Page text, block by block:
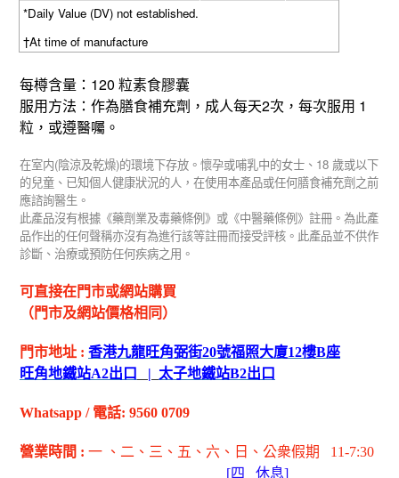
*Daily Value (DV) not established.
†At time of manufacture
每樽含量： 120 粒素食膠囊
服用方法：作為膳食補充劑，成人每天2次，每次服用 1
粒，或遵醫囑。
在室内(陰涼及乾燥)的環境下存放。懷孕或哺乳中的女士、 18 歲或以下
的兒童、已知個人健康狀況的人，在使用本產品或任何膳食補充劑之前
應諮詢醫生。
此產品沒有根據《藥劑業及毒藥條例》或《中醫藥條例》註冊。為此產
品作出的任何聲稱亦沒有為進行該等註冊而接受評核。此產品並不供作
診斷、治療或預防任何疾病之用。
可直接在門市或網站購買
（門市及網站價格相同）
門市地址 : 香港九龍旺角弼街20號福照大廈12樓B座
旺角地鐵站A2出 口 | 太子地鐵站B2出 口
Whatsapp / 電話: 9560 0709
營業時間 : 一 、二、三、五 、六 、日 、公衆假期
11-7:30
[四 休息]